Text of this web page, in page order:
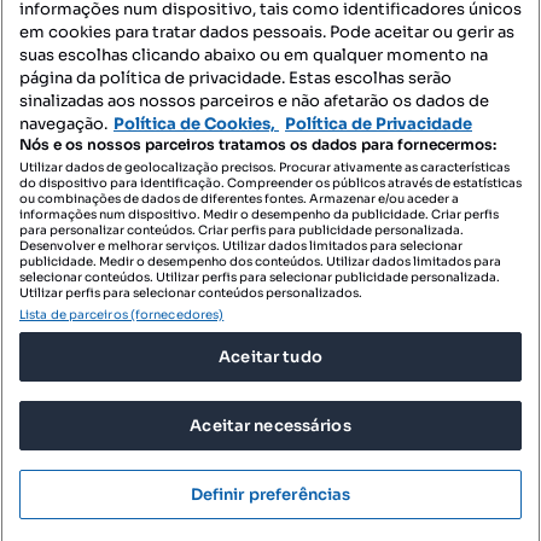
Mapa do Site
Contacte-nos
SIGA-NOS:
DESCARREGAR NA:
© 2026 Imovirtual.com, OLX Portugal, S.A.
TERMOS DE UTILIZAÇÃO
POLÍTICA DE PRIVACIDADE
CONFIGURAÇÕES DE PRIVACIDADE
informações num dispositivo, tais como identificadores únicos
em cookies para tratar dados pessoais. Pode aceitar ou gerir as
suas escolhas clicando abaixo ou em qualquer momento na
página da política de privacidade. Estas escolhas serão
sinalizadas aos nossos parceiros e não afetarão os dados de
navegação. Política de Cookies, Política de Privacidade
Nós e os nossos parceiros tratamos os dados para fornecermos:
Utilizar dados de geolocalização precisos. Procurar ativamente as características
do dispositivo para identificação. Compreender os públicos através de estatísticas
ou combinações de dados de diferentes fontes. Armazenar e/ou aceder a
informações num dispositivo. Medir o desempenho da publicidade. Criar perfis
para personalizar conteúdos. Criar perfis para publicidade personalizada.
Desenvolver e melhorar serviços. Utilizar dados limitados para selecionar
publicidade. Medir o desempenho dos conteúdos. Utilizar dados limitados para
selecionar conteúdos. Utilizar perfis para selecionar publicidade personalizada.
Utilizar perfis para selecionar conteúdos personalizados.
Lista de parceiros (fornecedores)
Aceitar tudo
Aceitar necessários
Definir preferências